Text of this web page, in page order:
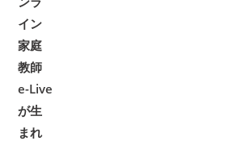
イン
家庭
教師
e-Live
が生
まれ